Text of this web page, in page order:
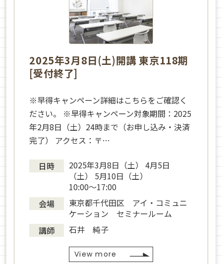
2025年3月8日(土)開講 東京118期
[受付終了]
※早得キャンペーン詳細はこちらをご確認く
ださい。 ※早得キャンペーン対象期間：2025
年2月8日（土）24時まで（お申し込み・決済
完了） アクセス：〒…
日時
2025年3月8日（土） 4月5日
（土） 5月10日（土）
10:00～17:00
会場
東京都千代田区 アイ・コミュニ
ケーション セミナールーム
講師
石井 純子
View more